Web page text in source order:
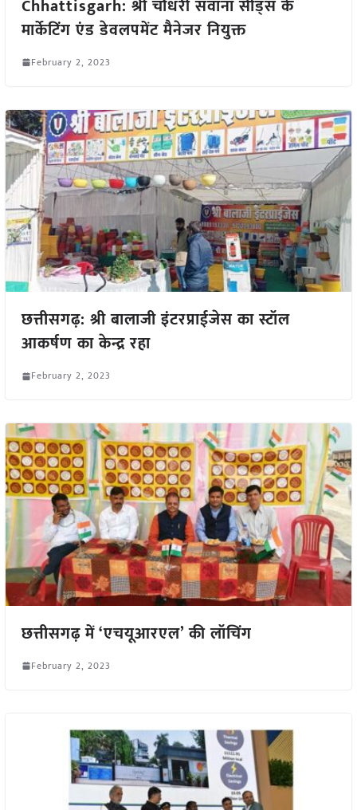
Chhattisgarh: श्री चौधरी सवाना सीड्स के
मार्केटिंग एंड डेवलपमेंट मैनेजर नियुक्त
February 2, 2023
छत्तीसगढ़: श्री बालाजी इंटरप्राईजेस का स्टॉल
आकर्षण का केन्द्र रहा
February 2, 2023
छत्तीसगढ़ में ‘एचयूआरएल’ की लॉचिंग
February 2, 2023